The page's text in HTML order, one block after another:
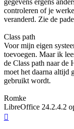
controleren of je
veranderd. Zie de
Class path
Voor mijn eigen
toevoegen. Maar ik
de Class path naar
moet het daarna altijd
gebruikt wordt.
Romke
LibreOffice 24.2.4.2